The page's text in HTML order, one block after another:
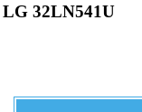
LG 32LN541U